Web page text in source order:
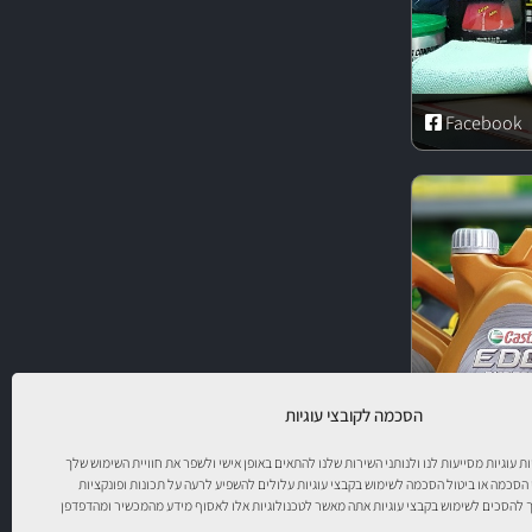
הסכמה לקובצי עוגיות
עוגיות מסייעות לנו ולנותני השירות שלנו להתאים באופן אישי ולשפר את חוויית השימוש שלך
או ביטול הסכמה לשימוש בקבצי עוגיות עלולים להשפיע לרעה על תכונות ופונקציות
לשימוש בקבצי עוגיות אתה מאשר לטכנולוגיות אלו לאסוף מידע מהמכשיר ומהדפדפן
Facebook